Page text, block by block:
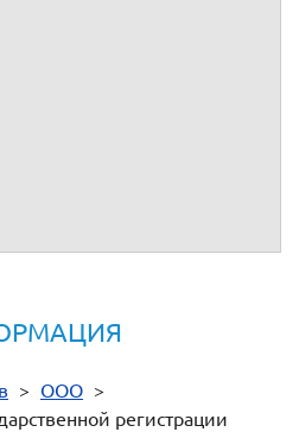
> ООО >
регистрации